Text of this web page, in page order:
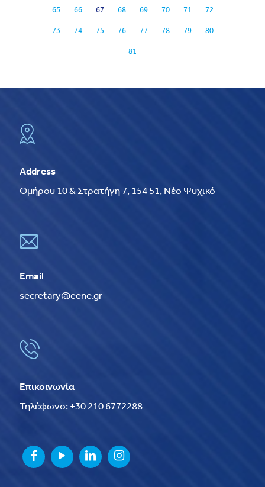
65 66 67 68 69 70 71 72
73 74 75 76 77 78 79 80
81
Address
Ομήρου 10 & Στρατήγη 7, 154 51, Νέο Ψυχικό
Email
secretary@eene.gr
Επικοινωνία
Τηλέφωνο: +30 210 6772288